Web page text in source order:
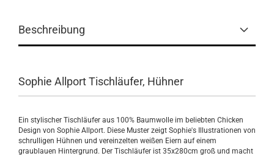
Beschreibung
Sophie Allport Tischläufer, Hühner
Ein stylischer Tischläufer aus 100% Baumwolle im beliebten Chicken
Design von Sophie Allport. Diese Muster zeigt Sophie's Illustrationen von
schrulligen Hühnen und vereinzelten weißen Eiern auf einem
graublauen Hintergrund. Der Tischläufer ist 35x280cm groß und macht